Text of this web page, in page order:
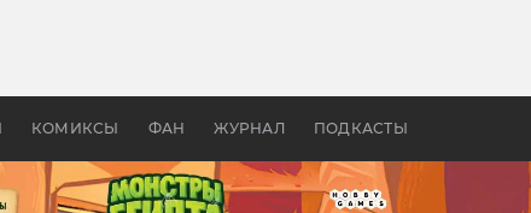
КОМИКСЫ ФАН ЖУРНАЛ ПОДКАСТЫ
—
бы «Властелина колец»